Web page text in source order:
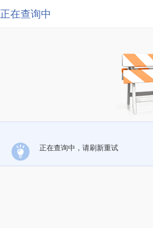
正在查询中
正在查询中，请刷新重试